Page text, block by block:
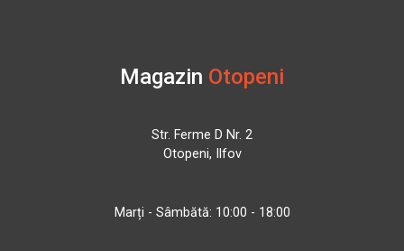
Magazin Otopeni
Str. Ferme D Nr. 2
Otopeni, Ilfov
Marți - Sâmbătă: 10:00 - 18:00